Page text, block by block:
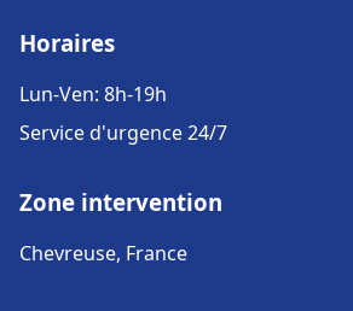
Horaires
Lun-Ven: 8h-19h
Service d'urgence 24/7
Zone intervention
Chevreuse, France